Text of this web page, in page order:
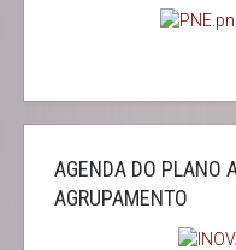
AGENDA DO PLANO
AGRUPAMENTO